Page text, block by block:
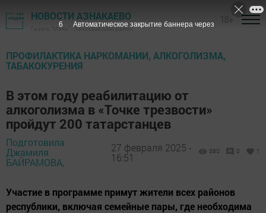
НОВОСТИ АЗНАКАЕВО
Газета "Маяк" - Азнакаевский район
ПРОФИЛАКТИКА НАРКОМАНИИ, АЛКОГОЛИЗМА,
ТАБАКОКУРЕНИЯ
В этом году реабилитацию от
алкоголизма в «Точке трезвости»
пройдут 200 татарстанцев
Подготовила
Джамиля
БАЙРАМОВА,
27 февраля 2025 -
16:51
380 0 1
Участие в программе примут жители всех районов
республики, включая семейные пары, где необходима
4 Автоматическое закрытие баннера через